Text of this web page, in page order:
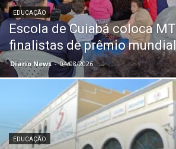
EDUCAÇÃO
Escola de Cuiabá coloca
finalistas de prêmio mundial
Diario News - 04/08/2026
EDUCAÇÃO